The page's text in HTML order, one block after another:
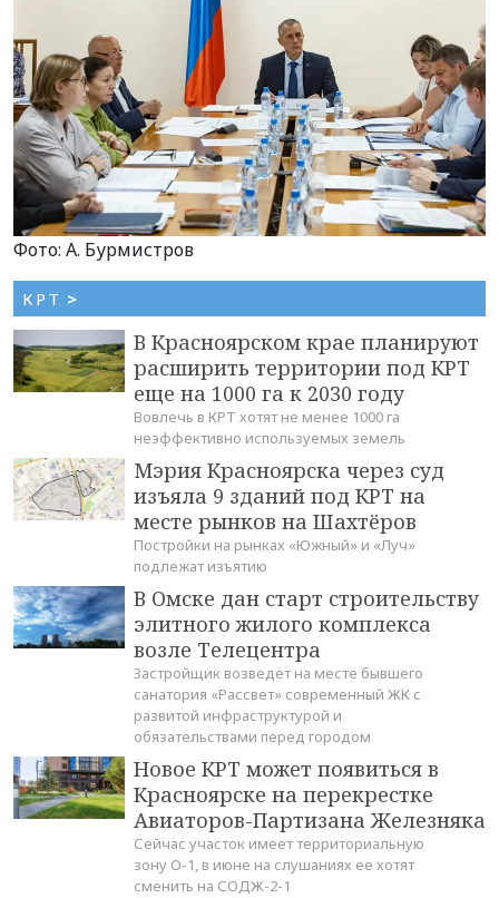
Фото: А. Бурмистров
КРТ >
В Красноярском крае планируют
расширить территории под КРТ
еще на 1000 га к 2030 году
Вовлечь в КРТ хотят не менее 1000 га
неэффективно используемых земель
Мэрия Красноярска через суд
изъяла 9 зданий под КРТ на
месте рынков на Шахтёров
Постройки на рынках «Южный» и «Луч»
подлежат изъятию
В Омске дан старт строительству
элитного жилого комплекса
возле Телецентра
Застройщик возведет на месте бывшего
санатория «Рассвет» современный ЖК с
развитой инфраструктурой и
обязательствами перед городом
Новое КРТ может появиться в
Красноярске на перекрестке
Авиаторов-Партизана Железняка
Сейчас участок имеет территориальную
зону О-1, в июне на слушаниях ее хотят
сменить на СОДЖ-2-1